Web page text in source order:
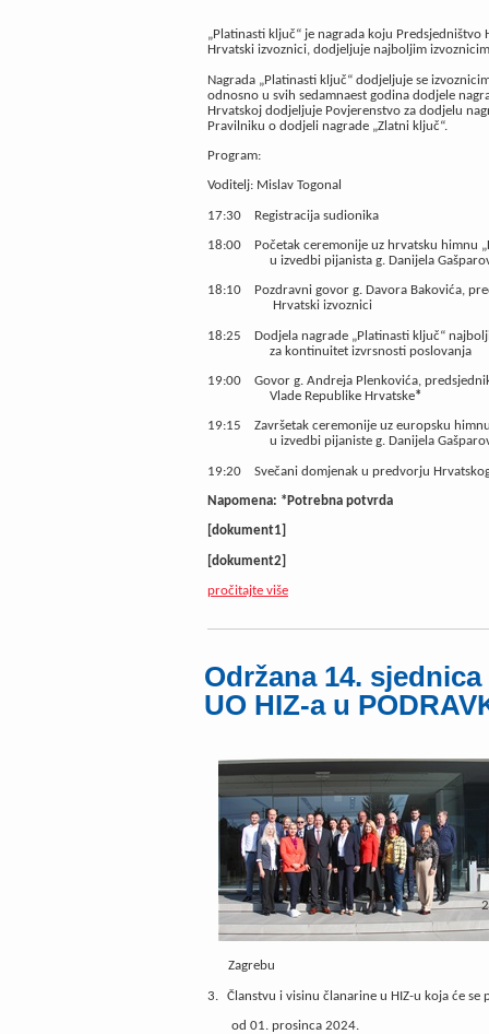
„Platinasti ključ“ je nagrada koju
Hrvatski izvoznici, dodjeljuje najboljim
Nagrada „Platinasti ključ“ dodjeljuje se
odnosno u svih sedamnaest godina dodjele
Hrvatskoj dodjeljuje Povjerenstvo za dodjelu
Pravilniku o dodjeli nagrade „Zlatni ključ“.
Program:
Voditelj: Mislav Togonal
17:30 Registracija sudionika
18:00
Početak ceremonije uz hrvatsku himnu
u izvedbi pijanista g. Danijela
18:10
Pozdravni govor g. Davora Bakovića,
Hrvatski izvoznici
18:25
Dodjela nagrade „Platinasti ključ“
za kontinuitet izvrsnosti poslovanja
19:00
Govor g. Andreja Plenkovića,
Vlade Republike Hrvatske*
19:15
Završetak ceremonije uz europsku
u izvedbi pijaniste g. Danijela
19:20 Svečani domjenak u predvorju
Napomena: *Potrebna potvrda
[dokument1]
[dokument2]
pročitajte više
Održana 14.
UO HIZ-a u
1.
Zagrebu
3. Članstvu i visinu članarine u HIZ-u koja će se
od 01. prosinca 2024.